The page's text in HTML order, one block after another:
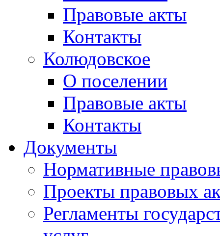
Правовые акты
Контакты
Колюдовское
О поселении
Правовые акты
Контакты
Документы
Нормативные
Проекты правовых
Регламенты